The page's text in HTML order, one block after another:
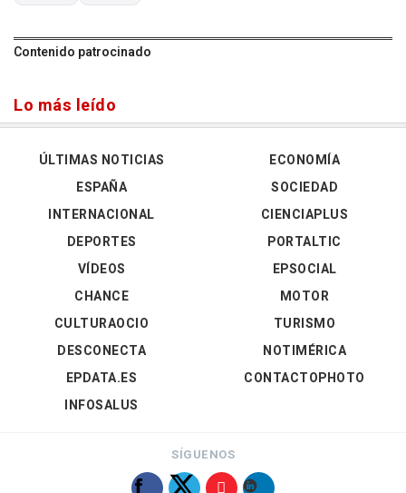
Contenido patrocinado
Lo más leído
ÚLTIMAS NOTICIAS
ESPAÑA
INTERNACIONAL
DEPORTES
VÍDEOS
ECONOMÍA
SOCIEDAD
CIENCIAPLUS
PORTALTIC
EPSOCIAL
CHANCE
CULTURAOCIO
DESCONECTA
EPDATA.ES
INFOSALUS
MOTOR
TURISMO
NOTIMÉRICA
CONTACTOPHOTO
SÍGUENOS